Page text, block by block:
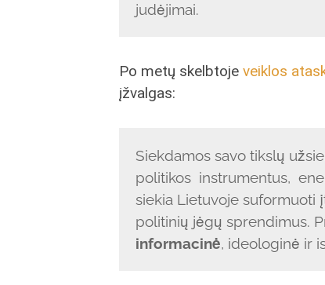
judėjimai.
Po metų skelbtoje veiklos
įžvalgas:
Siekdamos savo tikslų
politikos instrumentus,
siekia Lietuvoje suformuoti
politinių jėgų sprendimus.
informacinė, ideologinė ir